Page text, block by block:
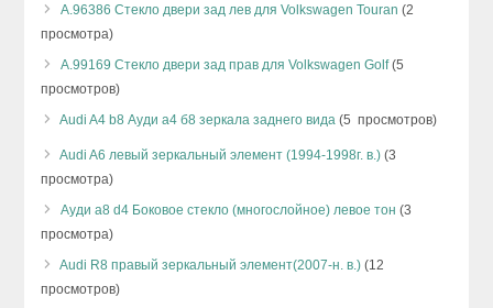
А.96386 Стекло двери зад лев для Volkswagen Touran (2
просмотра)
А.99169 Стекло двери зад прав для Volkswagen Golf(5
просмотров)
Audi A4 b8 Ауди а4 б8 зеркала заднего вида (5 просмотров)
Audi A6 левый зеркальный элемент (1994-1998г. в.) (3
просмотра)
Ауди a8 d4 Боковое стекло (многослойное) левое тон (3
просмотра)
Audi R8 правый зеркальный элемент(2007-н. в.) (12
просмотров)